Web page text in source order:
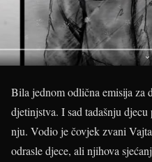
Bila jednom odlična emisija za
djetinjstva. I sad tadašnju
nju. Vodio je čovjek zvani
odrasle djece, ali njihova